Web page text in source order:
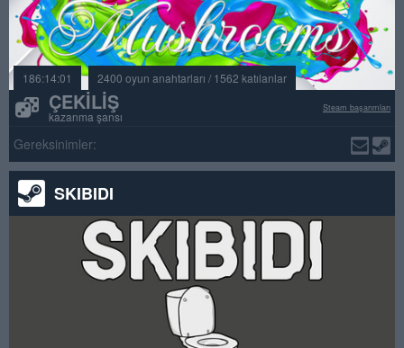
186:14:01 2400 oyun anahtarları / 1562 katılanlar
ÇEKILIŞ
kazanma şansı
Steam başarımları
Gereksinimler:
SKIBIDI